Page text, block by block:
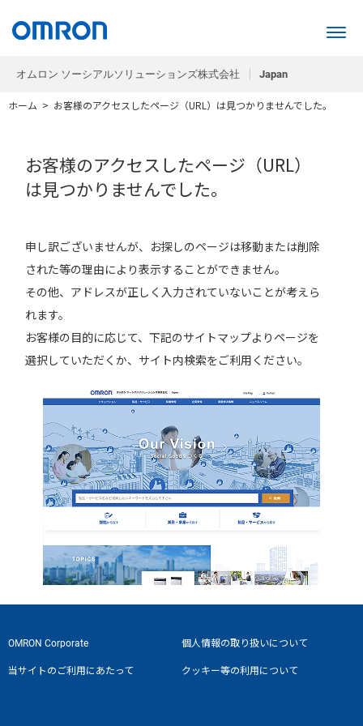
オムロン ソーシアルソリューションズ株式会社 Japan
ホーム > お客様のアクセスしたページ（URL）は見つかりませんでした。
お客様のアクセスしたページ（URL）
は見つかりませんでした。
申し訳ございませんが、お探しのページは移動または削除
された等の理由により表示することができません。
その他、アドレスが正しく入力されていないことが考えら
れます。
お客様の目的に応じて、下記のサイトマップよりページを
選択していただくか、サイト内検索をご利用ください。
OMRON Corporate 個人情報の取り扱いについて
当サイトのご利用にあたって クッキー等の利用について